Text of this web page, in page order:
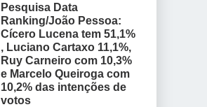
Pesquisa Data
Ranking/João Pessoa:
Cícero Lucena tem 51,1%
, Luciano Cartaxo 11,1%,
Ruy Carneiro com 10,3%
e Marcelo Queiroga com
10,2% das intenções de
votos